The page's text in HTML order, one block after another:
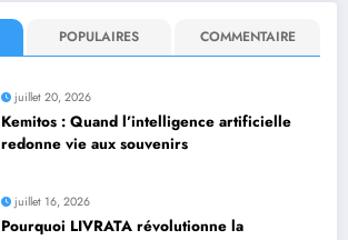
POPULAIRES COMMENTAIRE
juillet 20, 2026
Kemitos : Quand l’intelligence artificielle
redonne vie aux souvenirs
juillet 16, 2026
Pourquoi LIVRATA révolutionne la